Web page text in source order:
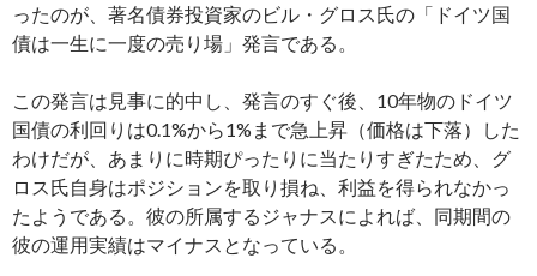
ったのが、著名債券投資家のビル・グロス氏の「ドイツ国
債は一生に一度の売り場」発言である。
この発言は見事に的中し、発言のすぐ後、10年物のドイツ
国債の利回りは0.1%から1%まで急上昇（価格は下落）した
わけだが、あまりに時期ぴったりに当たりすぎたため、グ
ロス氏自身はポジションを取り損ね、利益を得られなかっ
たようである。彼の所属するジャナスによれば、同期間の
彼の運用実績はマイナスとなっている。